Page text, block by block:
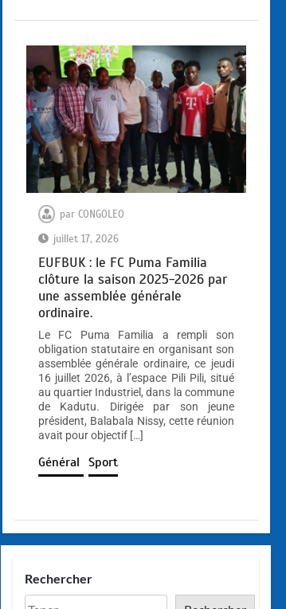
par CONGOLEO
juillet 17, 2026
EUFBUK : le FC Puma Familia
clôture la saison 2025-2026 par
une assemblée générale
ordinaire.
Le FC Puma Familia a rempli son
obligation statutaire en organisant son
assemblée générale ordinaire, ce jeudi
16 juillet 2026, à l’espace Pili Pili, situé
au quartier Industriel, dans la commune
de Kadutu. Dirigée par son jeune
président, Balabala Nissy, cette réunion
avait pour objectif […]
Général Sport
Rechercher